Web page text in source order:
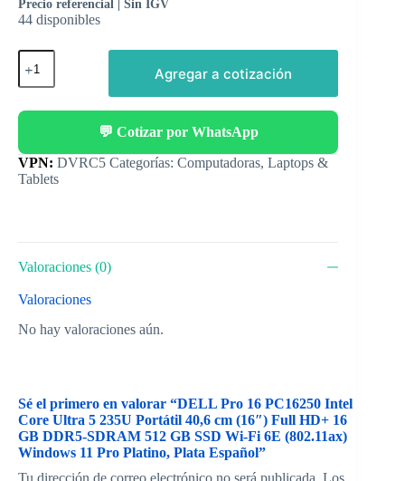
Precio referencial | Sin IGV
44 disponibles
Agregar a cotización
💬 Cotizar por WhatsApp
Categorías: Computadoras, Laptops &
Tablets
Valoraciones (0)
Valoraciones
No hay valoraciones aún.
Sé el primero en valorar “DELL Pro 16 PC16250 Intel
Core Ultra 5 235U Portátil 40,6 cm (16″) Full HD+ 16
GB DDR5-SDRAM 512 GB SSD Wi-Fi 6E (802.11ax)
Windows 11 Pro Platino, Plata Español”
Tu dirección de correo electrónico no será publicada. Los